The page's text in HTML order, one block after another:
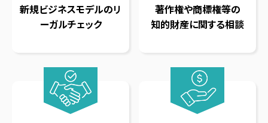
新規ビジネスモデルのリ
ーガルチェック
著作権や商標権等の
知的財産に関する相談